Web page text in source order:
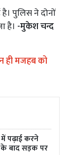
पुलिस ने दोनों
है। -मुकेश चन्द
ही मजहब को
में पढ़ाई करने
के बाद सड़क पर